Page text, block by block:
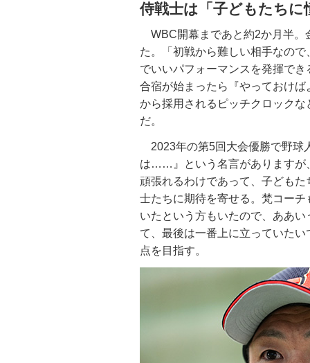
侍戦士は「子どもたち
WBC開幕まであと約2か月半。
た。「初戦から難しい相手なの
でいいパフォーマンスを発揮で
合宿が始まったら『やっておけ
から採用されるピッチクロック
だ。
2023年の第5回大会優勝で野球
は……』という名言がありますが
頑張れるわけであって、子ども
士たちに期待を寄せる。梵コー
いたという方もいたので、ああ
て、最後は一番上に立っていた
点を目指す。